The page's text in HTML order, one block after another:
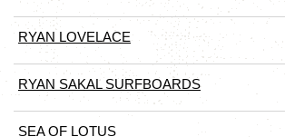
RYAN LOVELACE
RYAN SAKAL SURFBOARDS
SEA OF LOTUS